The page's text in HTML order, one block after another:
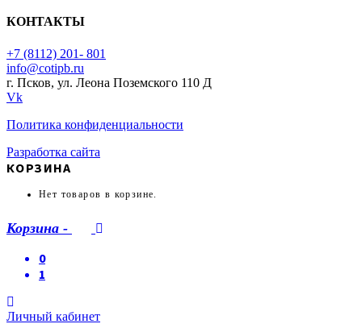
КОНТАКТЫ
+7 (8112) 201- 801
info@cotipb.ru
г. Псков, ул. Леона Поземского 110 Д
Vk
Политика конфиденциальности
Разработка сайта
КОРЗИНА
Нет товаров в корзине.
Корзина -
0
1
Личный кабинет